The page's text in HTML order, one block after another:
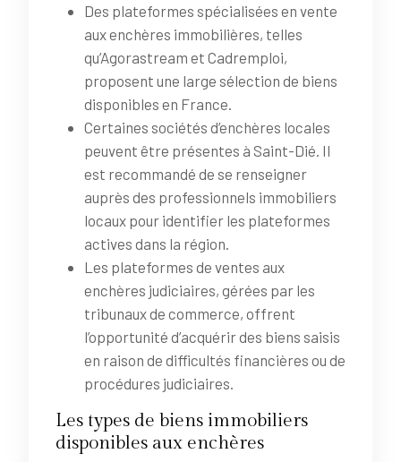
Des plateformes spécialisées en vente
aux enchères immobilières, telles
qu’Agorastream et Cadremploi,
proposent une large sélection de biens
disponibles en France.
Certaines sociétés d’enchères locales
peuvent être présentes à Saint-Dié. Il
est recommandé de se renseigner
auprès des professionnels immobiliers
locaux pour identifier les plateformes
actives dans la région.
Les plateformes de ventes aux
enchères judiciaires, gérées par les
tribunaux de commerce, offrent
l’opportunité d’acquérir des biens saisis
en raison de difficultés financières ou de
procédures judiciaires.
Les types de biens immobiliers
disponibles aux enchères